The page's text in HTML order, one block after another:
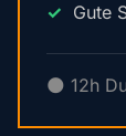
Gute
🌑 12h